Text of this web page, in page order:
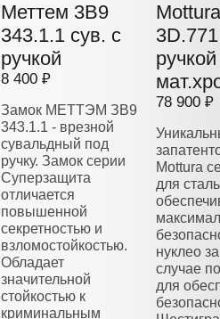
Меттем 3В9
343.1.1 сув. с
ручкой
8 400 ₽
Замок МЕТТЭМ ЗВ9
343.1.1 - врезной
сувальдный под
ручку. Замок серии
Суперзащита
отличается
повышенной
секретностью и
взломостойкостью.
Обладает
значительной
стойкостью к
криминальным
78 900 ₽
Mottura
для
нуклео
случае
для